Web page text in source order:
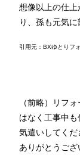
想像以上の仕
り、孫も元気に
引用元：BXゆとりフ
（前略）リフ
はなく工事中
気遣いしてくだ
ありがとうご